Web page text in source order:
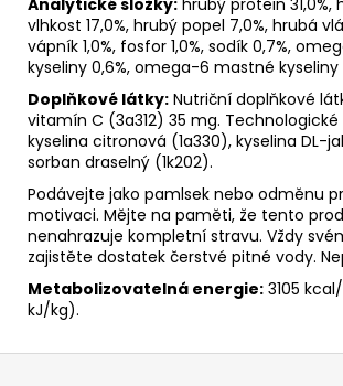
vlhkost 17,0%, hrubý popel 7,0%, hrubá
vápník 1,0%, fosfor 1,0%, sodík 0,7%,
kyseliny 0,6%, omega-6 mastné kyseliny
Doplňkové látky: Nutriční doplňkové
vitamín C (3a312) 35 mg.
kyselina citronová (1a330), kyselina DL-
sorban draselný (1k202).
Podávejte jako pamlsek nebo odměnu
motivaci. Mějte na paměti, že tento
nenahrazuje kompletní stravu. Vždy
zajistěte dostatek čerstvé pitné vody.
Metabolizovatelná energie: 3105
kJ/kg).
Z